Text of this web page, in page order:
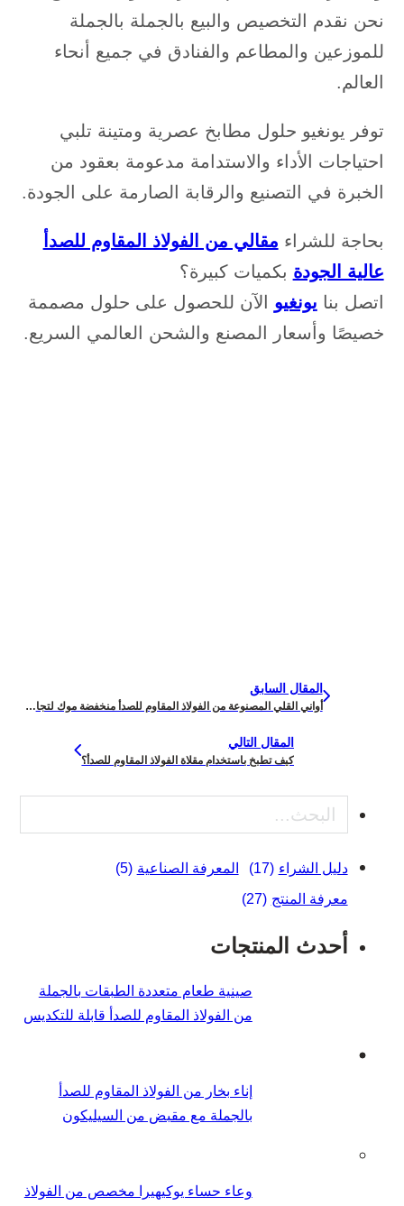
نحن نقدم التخصيص والبيع بالجملة بالجملة
للموزعين والمطاعم والفنادق في جميع أنحاء
العالم.
توفر يونغيو حلول مطابخ عصرية ومتينة تلبي
احتياجات الأداء والاستدامة مدعومة بعقود من
الخبرة في التصنيع والرقابة الصارمة على الجودة.
بحاجة للشراء مقالي من الفولاذ المقاوم للصدأ
عالية الجودة بكميات كبيرة؟
اتصل بنا يونغيو الآن للحصول على حلول مصممة
خصيصًا وأسعار المصنع والشحن العالمي السريع.
المقال السابق
أواني القلي المصنوعة من الفولاذ المقاوم للصدأ منخفضة موك لتجار الجملة
المقال التالي
كيف تطبخ باستخدام مقلاة الفولاذ المقاوم للصدأ؟
بحث
دليل الشراء (17) المعرفة الصناعية (5)
معرفة المنتج (27)
أحدث المنتجات
صينية طعام متعددة الطبقات بالجملة
من الفولاذ المقاوم للصدأ قابلة للتكديس
إناء بخار من الفولاذ المقاوم للصدأ
بالجملة مع مقبض من السيليكون
وعاء حساء يوكيهيرا مخصص من الفولاذ